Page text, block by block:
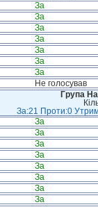
За
За
За
За
За
За
За
Не голосував
Група
За:21 Проти:0
За
За
За
За
За
За
За
За